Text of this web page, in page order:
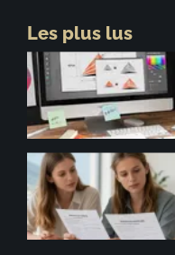
Les plus lus